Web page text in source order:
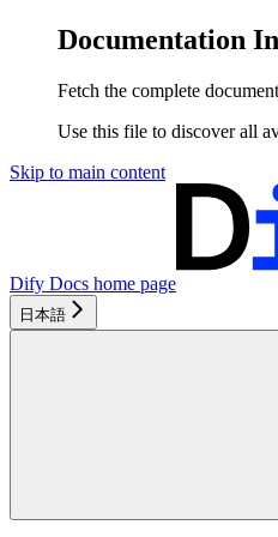
Documentation
Fetch the complete
Use this file to discover all
Skip to main content
Dify Docs home page
日本語